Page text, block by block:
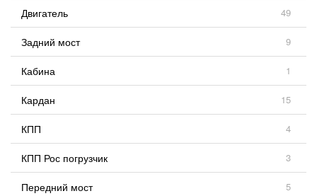
Двигатель 49
Задний мост 9
Кабина 1
Кардан 15
КПП 4
КПП Рос погрузчик 3
Передний мост 5